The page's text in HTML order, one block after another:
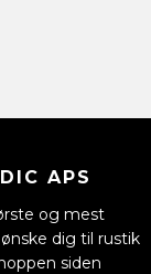
APS
og mest
dig til rustik
siden